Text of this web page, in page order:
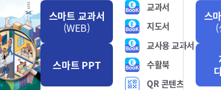
스마트 교과서
(WEB)
스마트 PPT
교과서
지도서
교사용 교과서
수활북
QR 콘텐츠
스